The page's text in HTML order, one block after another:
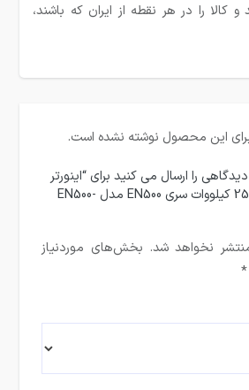
و کالا را در هر نقطه از ایران که باشند،
این محصول نوشته نشده است.
را ارسال می کنید برای “اینورتر
ورودی سه فاز انکام 250 کیلووات سری EN500 مدل EN500-
نخواهد شد. بخش‌های موردنیاز
*